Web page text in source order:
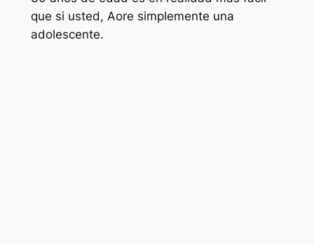
que si usted, Aore simplemente una
adolescente.